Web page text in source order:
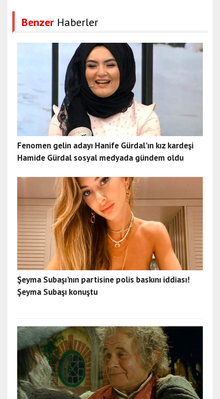
Benzer Haberler
Fenomen gelin adayı Hanife Gürdal'ın kız kardeşi
Hamide Gürdal sosyal medyada gündem oldu
Şeyma Subaşı'nın partisine polis baskını iddiası!
Şeyma Subaşı konuştu